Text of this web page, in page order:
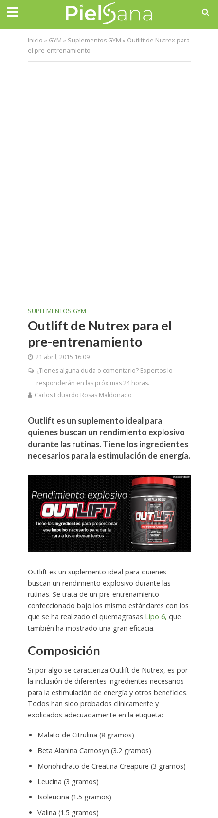
Inicio » GYM » Suplementos GYM » Outlift de Nutrex para
el pre-entrenamiento
SUPLEMENTOS GYM
Outlift de Nutrex para el
pre-entrenamiento
21 abril, 2015 16:09
¿Tienes alguna duda o comentario? Expertos lo
responderán en las próximas 24 horas.
Carlos Eduardo Rosas Maldonado
Outlift es un suplemento ideal para
quienes buscan un rendimiento explosivo
durante las rutinas. Tiene los ingredientes
necesarios para la estimulación de energía.
Outlift es un suplemento ideal para quienes
buscan un rendimiento explosivo durante las
rutinas. Se trata de un pre-entrenamiento
confeccionado bajo los mismo estándares con los
que se ha realizado el quemagrasas Lipo 6, que
también ha mostrado una gran eficacia.
Composición
Si por algo se caracteriza Outlift de Nutrex, es por
la inclusión de diferentes ingredientes necesarios
para la estimulación de energía y otros beneficios.
Todos han sido probados clínicamente y
explicados adecuadamente en la etiqueta:
Malato de Citrulina (8 gramos)
Beta Alanina Carnosyn (3.2 gramos)
Monohidrato de Creatina Creapure (3 gramos)
Leucina (3 gramos)
Isoleucina (1.5 gramos)
Valina (1.5 gramos)